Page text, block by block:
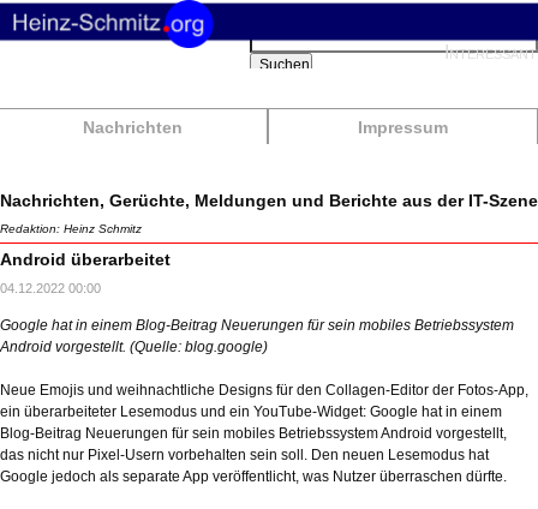
Nachrichten Impressum
Suchbegriffe
Suchen
Nachrichten, Gerüchte, Meldungen und Berichte aus der IT-Szene
Redaktion: Heinz Schmitz
Android überarbeitet
04.12.2022 00:00
Google hat in einem Blog-Beitrag Neuerungen für sein mobiles Betriebssystem
Android vorgestellt. (Quelle: blog.google)
Neue Emojis und weihnachtliche Designs für den Collagen-Editor der Fotos-App,
ein überarbeiteter Lesemodus und ein YouTube-Widget: Google hat in einem
Blog-Beitrag Neuerungen für sein mobiles Betriebssystem Android vorgestellt,
das nicht nur Pixel-Usern vorbehalten sein soll. Den neuen Lesemodus hat
Google jedoch als separate App veröffentlicht, was Nutzer überraschen dürfte.